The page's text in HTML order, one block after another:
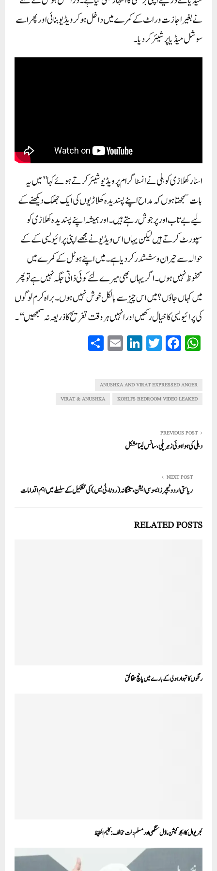
نے بغیر اجازت وراٹ کے کمرے میں داخل ہو کر ویڈیو بنائی اور پھر اسے
سوشل میڈیا پر شیئر کر دیا۔
اسٹار کھلاڑی کوہلی نے انسٹاگرام پر ویڈیو شیئر کرتے ہوئے کہا’’میں یہ
بات سمجھتا ہوں کہ مداح اپنے پسندیدہ کھلاڑیوں کی ایک جھلک دیکھنے کے
لیے بےتاب اور پرجوش رہتے ہیں۔ اور ہمیشہ اپنے پسندیدہ کھلاڑی کو
سپورٹ کرتے ہیں لیکن یہاں اس ویڈیو نے مجھے اپنی پرائیویسی کے کے
حوالہ سے حیران و ششدر کر دیا ہے۔ میں اپنے ہوٹل کے کمرے میں
محفوظ نہیں ہوں۔ اگر یہاں بھی میرے لئے کوئی ذاتی جگہ نہیں ہے تو پھر
میں کہاں جاؤں؟ میں اس چیز سے بالکل خوش نہیں ہوں۔ براہ کرم لوگوں
کی پرائیویسی کا خیال رکھیں اور انہیں ہر وقت تفریح ​​کا ذریعہ نہ سمجھیں‘‘۔
W
A
pp
Fa
ok
T
r
Li
In
E
ANUSHKA AND VIRAT EXPRESSED ANGER
KOHLI'S BEDROOM VIDEO LEAKED
VIRAT & ANUSHKA
PREVIOUS POST
دہلی کی ہوا ہوئی زہریلی، سانس لینا مشکل
NEXT POST
ریاستی اردو ٹیچرز ایسوسی ایشن، تلنگانہ (روٹا، ٹی یس) کی تشکیل کے سلسلے میں اہم اقدامات
RELATED POSTS
رنگوں کا تہوار ہولی کے بارے میں پانچ حقائق
کجریوال کا ایجوکیشن ماڈل سنگھی اور مسلم دلت مخالف:کلیم الحفیظ